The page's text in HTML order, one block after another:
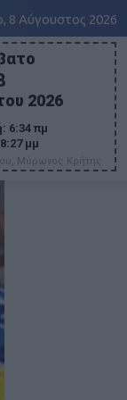
8 Αύγουστος 2026
2026
6:34 πμ
8:27 μμ
Μύρωνος Κρήτης